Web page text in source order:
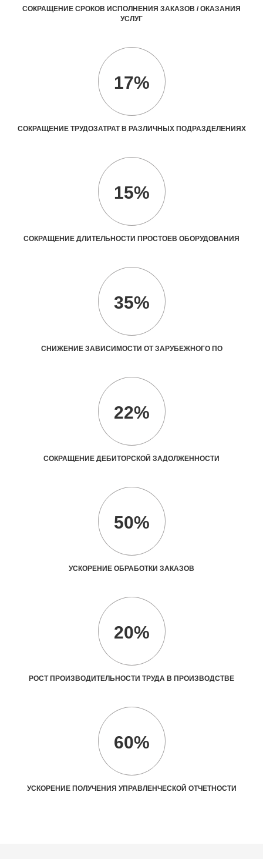
СОКРАЩЕНИЕ СРОКОВ ИСПОЛНЕНИЯ ЗАКАЗОВ / ОКАЗАНИЯ
УСЛУГ
17%
СОКРАЩЕНИЕ ТРУДОЗАТРАТ В РАЗЛИЧНЫХ ПОДРАЗДЕЛЕНИЯХ
15%
СОКРАЩЕНИЕ ДЛИТЕЛЬНОСТИ ПРОСТОЕВ ОБОРУДОВАНИЯ
35%
СНИЖЕНИЕ ЗАВИСИМОСТИ ОТ ЗАРУБЕЖНОГО ПО
22%
СОКРАЩЕНИЕ ДЕБИТОРСКОЙ ЗАДОЛЖЕННОСТИ
50%
УСКОРЕНИЕ ОБРАБОТКИ ЗАКАЗОВ
20%
РОСТ ПРОИЗВОДИТЕЛЬНОСТИ ТРУДА В ПРОИЗВОДСТВЕ
60%
УСКОРЕНИЕ ПОЛУЧЕНИЯ УПРАВЛЕНЧЕСКОЙ ОТЧЕТНОСТИ